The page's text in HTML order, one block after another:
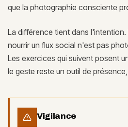
que la photographie consciente
La différence tient dans
nourrir un flux social n'est pas
Les exercices qui suivent posent
le geste reste un outil de
Vigilance